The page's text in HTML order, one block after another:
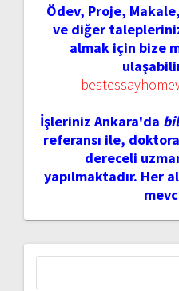
Ödev, Proje,
ve diğer
almak için bize
İşleriniz Ankara'da
referansı ile,
dereceli
yapılmaktadır. Her